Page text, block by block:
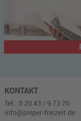
KONTAKT
Tel.: 0 20 43 / 9 73 70
info@pieper-freizeit.de